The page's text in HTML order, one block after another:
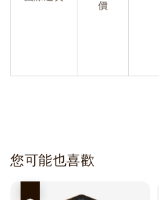
價
您可能也喜歡